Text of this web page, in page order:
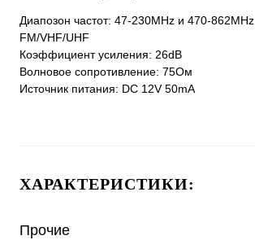
Диапозон частот: 47-230MHz и 470-862MHz
FM/VHF/UHF
Коэффициент усиления: 26dB
Волновое сопротивление: 75Ом
Источник питания: DC 12V 50mA
ХАРАКТЕРИСТИКИ:
Прочие